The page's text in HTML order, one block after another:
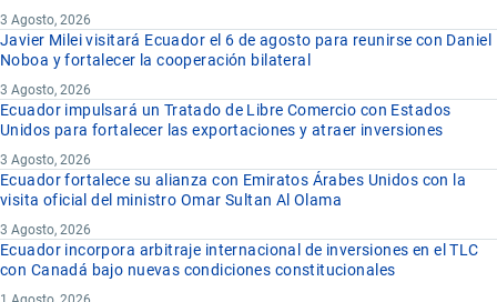
3 Agosto, 2026
Javier Milei visitará Ecuador el 6 de agosto para reunirse con Daniel
Noboa y fortalecer la cooperación bilateral
3 Agosto, 2026
Ecuador impulsará un Tratado de Libre Comercio con Estados
Unidos para fortalecer las exportaciones y atraer inversiones
3 Agosto, 2026
Ecuador fortalece su alianza con Emiratos Árabes Unidos con la
visita oficial del ministro Omar Sultan Al Olama
3 Agosto, 2026
Ecuador incorpora arbitraje internacional de inversiones en el TLC
con Canadá bajo nuevas condiciones constitucionales